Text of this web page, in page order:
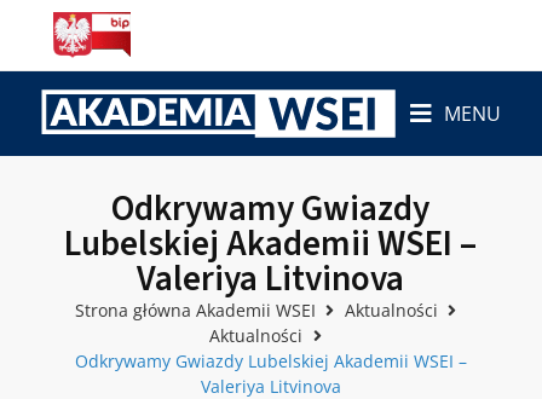
MENU
Odkrywamy Gwiazdy
Lubelskiej Akademii WSEI –
Valeriya Litvinova
Strona główna Akademii WSEI
Aktualności
Aktualności
Odkrywamy Gwiazdy Lubelskiej Akademii WSEI –
Valeriya Litvinova